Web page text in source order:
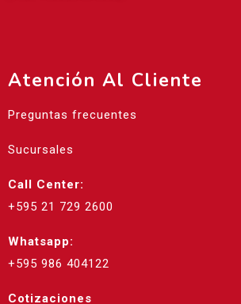
Atención Al Cliente
Preguntas frecuentes
Sucursales
Call Center:
+595 21 729 2600
Whatsapp:
+595 986 404122
Cotizaciones